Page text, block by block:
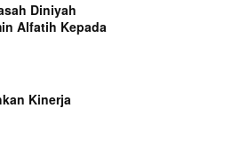
Diniyah
Alfatih Kepada
Kinerja